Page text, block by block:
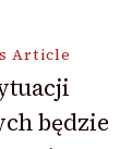
Article
będzie